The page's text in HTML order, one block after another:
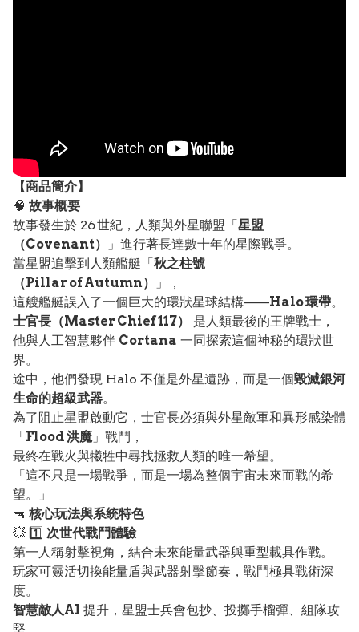
【商品簡介】
🧠 故事概要
故事發生於 26 世紀，人類與外星聯盟「 星盟
（Covenant）
」進行著長達數十年的星際戰爭。
當星盟追擊到人類艦艇「 秋之柱號
（Pillar of Autumn）
」，
這艘艦艇誤入了一個巨大的環狀星球結構——Halo 環帶。
士官長（Master Chief 117）
是人類最後的王牌戰士，
他與人工智慧夥伴 Cortana 一同探索這個神秘的環狀世
界。
途中，他們發現 Halo 不僅是外星遺跡，而是一個毀滅銀河
生命的超級武器。
為了阻止星盟啟動它，士官長必須與外星敵軍和異形感染體
「 Flood 洪魔」戰鬥，
最終在戰火與犧牲中尋找拯救人類的唯一希望。
「這不只是一場戰爭，而是一場為整個宇宙未來而戰的希
望。」
🔫 核心玩法與系統特色
💥 1️⃣ 次世代戰鬥體驗
第一人稱射擊視角，結合未來能量武器與重型載具作戰。
玩家可靈活切換能量盾與武器射擊節奏，戰鬥極具戰術深
度。
智慧敵人AI 提升，星盟士兵會包抄、投擲手榴彈、組隊攻